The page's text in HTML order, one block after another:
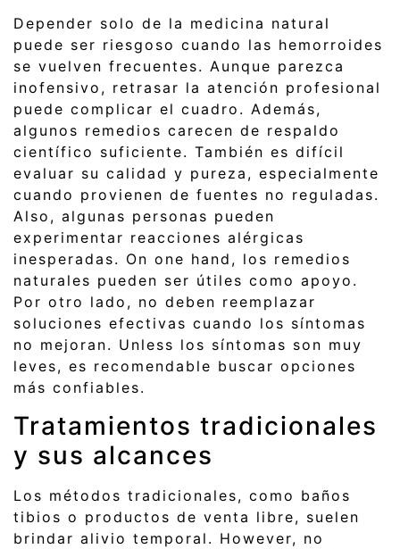
Depender solo de la medicina natural
puede ser riesgoso cuando las hemorroides
se vuelven frecuentes. Aunque parezca
inofensivo, retrasar la atención profesional
puede complicar el cuadro. Además,
algunos remedios carecen de respaldo
científico suficiente. También es difícil
evaluar su calidad y pureza, especialmente
cuando provienen de fuentes no reguladas.
Also, algunas personas pueden
experimentar reacciones alérgicas
inesperadas. On one hand, los remedios
naturales pueden ser útiles como apoyo.
Por otro lado, no deben reemplazar
soluciones efectivas cuando los síntomas
no mejoran. Unless los síntomas son muy
leves, es recomendable buscar opciones
más confiables.
Tratamientos tradicionales
y sus alcances
Los métodos tradicionales, como baños
tibios o productos de venta libre, suelen
brindar alivio temporal. However, no